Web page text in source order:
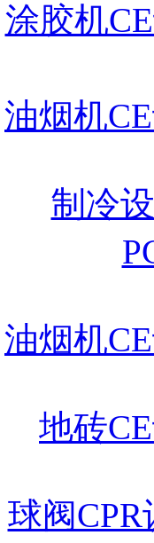
涂胶机
油烟机
制冷
油烟机
地砖
球阀